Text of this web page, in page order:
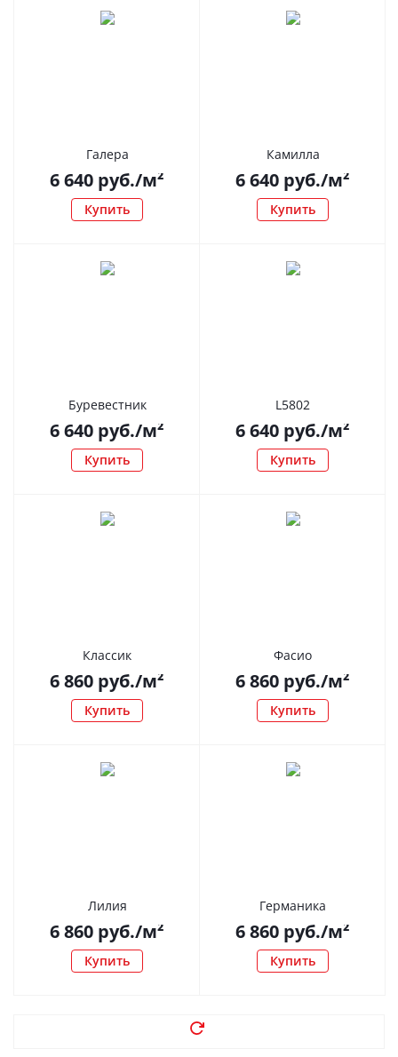
Галера
6 640 руб./м²
Купить
Камилла
6 640 руб./м²
Купить
Буревестник
6 640 руб./м²
Купить
L5802
6 640 руб./м²
Купить
Классик
6 860 руб./м²
Купить
Фасио
6 860 руб./м²
Купить
Лилия
6 860 руб./м²
Купить
Германика
6 860 руб./м²
Купить